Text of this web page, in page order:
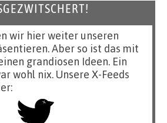
wir hier weiter unseren
Aber so ist das mit
grandiosen Ideen. Ein
wohl nix. Unsere X-Feeds